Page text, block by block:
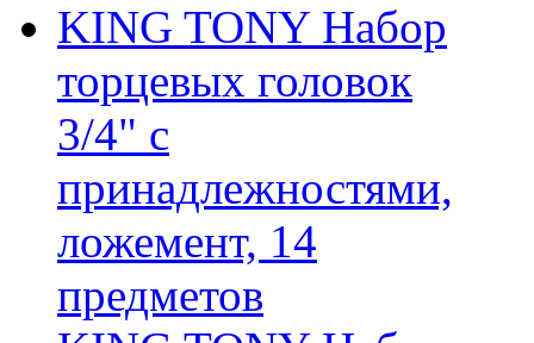
KING TONY Набор
торцевых головок
3/4" с
принадлежностями,
ложемент, 14
предметов